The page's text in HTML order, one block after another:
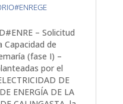
– Solicitud
Capacidad de
(fase I) –
por el
DE
ENERGÍA DE LA